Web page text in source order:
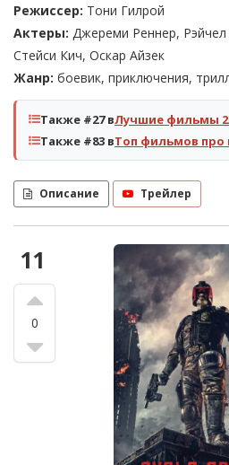
Режиссер: Тони Гилрой
Актеры: Джереми Реннер,
Стейси Кич, Оскар Айзек
Жанр: боевик, приключения,
Также #27 вЛучшие фильмы
Также #83 вТоп фильмов про
Описание Трейлер
11
0